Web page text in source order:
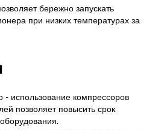
бережно запускать
при низких температурах за
использование компрессоров
позволяет повысить срок